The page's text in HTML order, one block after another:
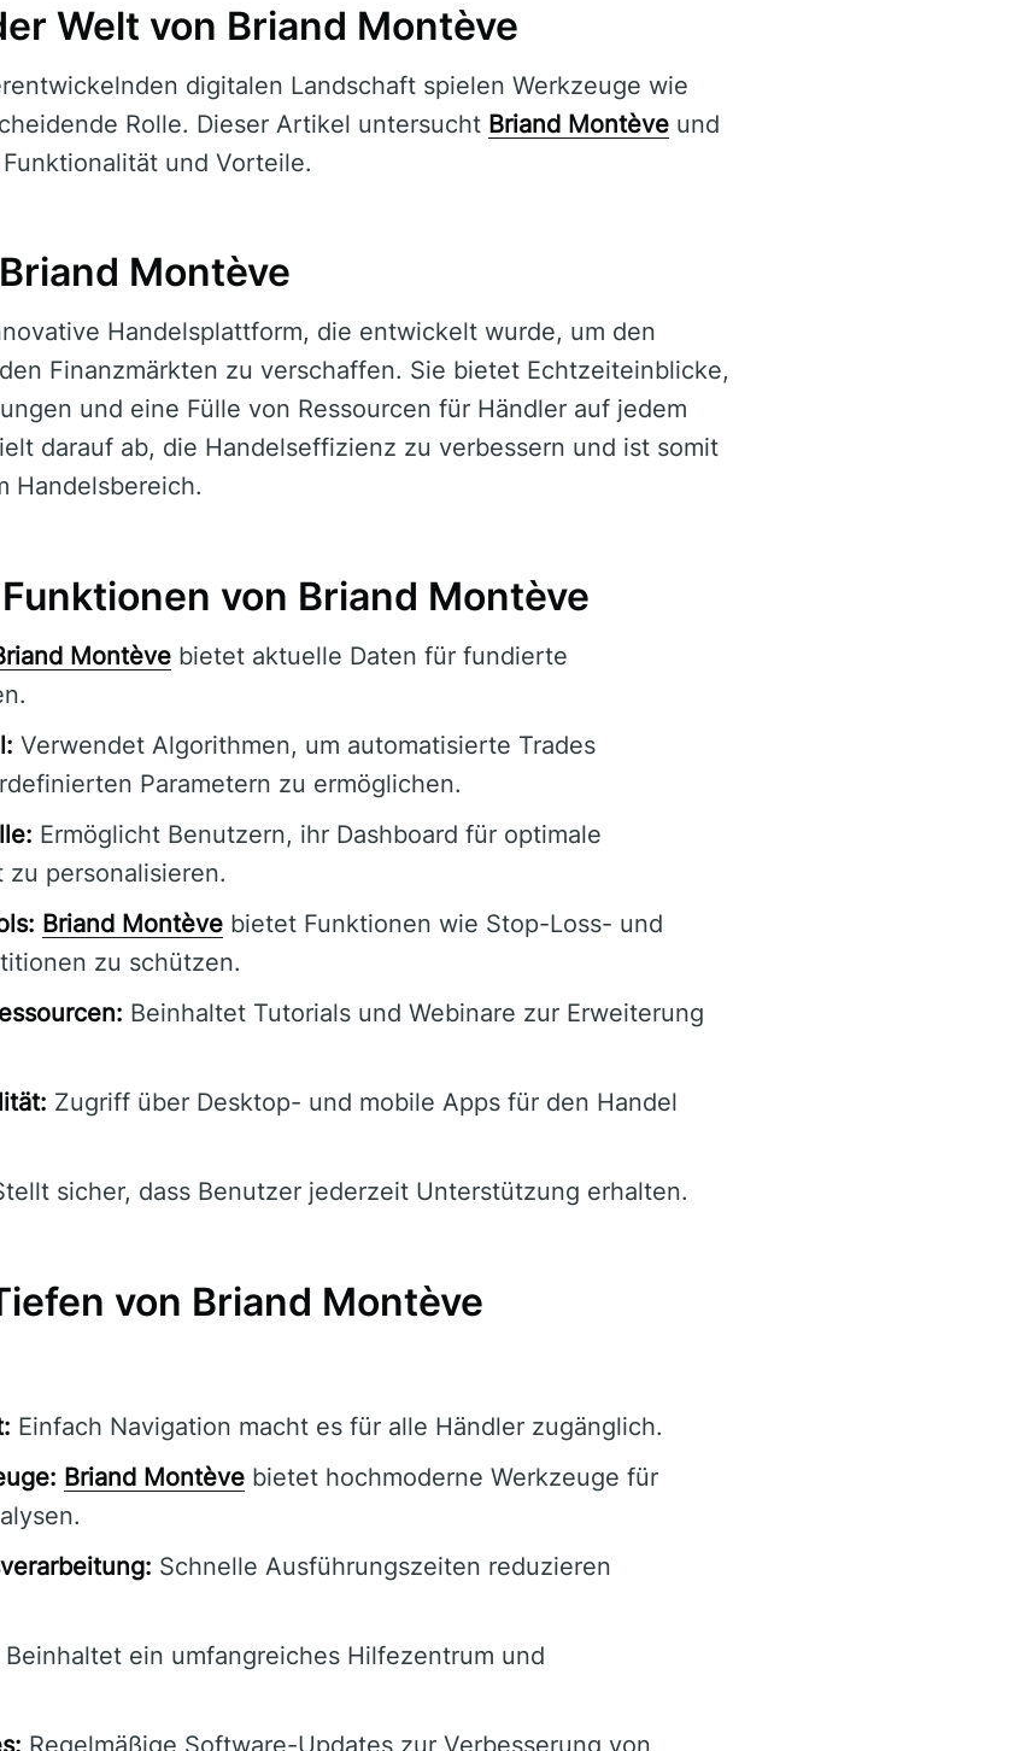
Welt von Briand Montève
digitalen Landschaft spielen Werkzeuge wie
Rolle. Dieser Artikel untersucht Briand Montève und
und Vorteile.
Montève
Handelsplattform, die entwickelt wurde, um den
Finanzmärkten zu verschaffen. Sie bietet Echtzeiteinblicke,
und eine Fülle von Ressourcen für Händler auf jedem
darauf ab, die Handelseffizienz zu verbessern und ist somit
Handelsbereich.
von Briand Montève
Montève bietet aktuelle Daten für fundierte
Verwendet Algorithmen, um automatisierte Trades
Parametern zu ermöglichen.
Ermöglicht Benutzern, ihr Dashboard für optimale
personalisieren.
Briand Montève bietet Funktionen wie Stop-Loss- und
zu schützen.
Beinhaltet Tutorials und Webinare zur Erweiterung
Zugriff über Desktop- und mobile Apps für den Handel
sicher, dass Benutzer jederzeit Unterstützung erhalten.
von Briand Montève
Einfach Navigation macht es für alle Händler zugänglich.
Briand Montève bietet hochmoderne Werkzeuge für
Schnelle Ausführungszeiten reduzieren
Beinhaltet ein umfangreiches Hilfezentrum und
Regelmäßige Software-Updates zur Verbesserung von